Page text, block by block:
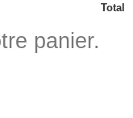
Total
panier.